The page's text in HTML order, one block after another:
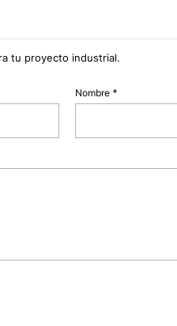
tu proyecto industrial.
Nombre *